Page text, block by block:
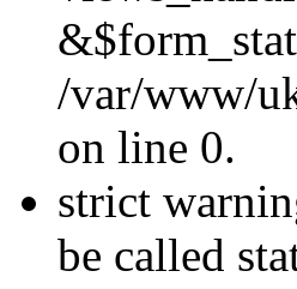
/var/www/
on line 0.
strict
be called